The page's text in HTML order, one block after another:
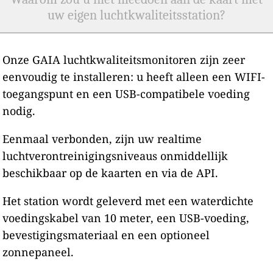
uw eigen luchtkwaliteitsstation?
Onze GAIA luchtkwaliteitsmonitoren zijn zeer
eenvoudig te installeren: u heeft alleen een WIFI-
toegangspunt en een USB-compatibele voeding
nodig.
Eenmaal verbonden, zijn uw realtime
luchtverontreinigingsniveaus onmiddellijk
beschikbaar op de kaarten en via de API.
Het station wordt geleverd met een waterdichte
voedingskabel van 10 meter, een USB-voeding,
bevestigingsmateriaal en een optioneel
zonnepaneel.